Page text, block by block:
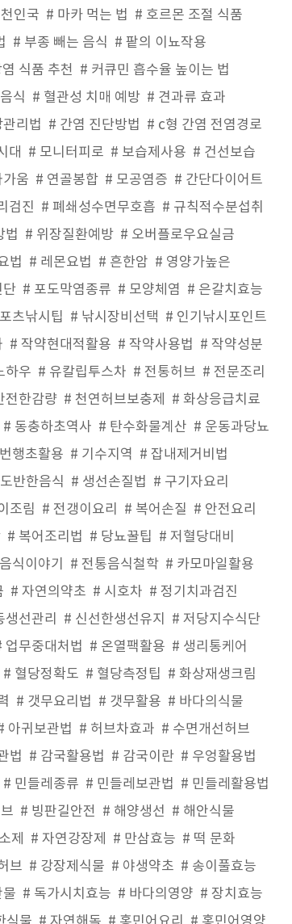
인국 마카 먹는 법
호르몬 조절 식품
부종 빼는 음식
팥의 이뇨작용
염 식품 추천
커큐민 흡수율 높이는 법
식 혈관성 치매 예방
견과류 효과
리법 간염 진단방법
c형 간염 전염경로
대 모니터피로 보습제사용
건선보습
가움 연골봉합 모공염증
간단다이어트
검진 폐쇄성수면무호흡
규칙적수분섭취
법 위장질환예방
오버플로우요실금
법 레몬요법 흔한암
영양가높은
단 포도막염종류 모양체염
은갈치효능
츠낚시팁 낚시장비선택
인기낚시포인트
작약현대적활용 작약사용법
작약성분
하우 유칼립투스차 전통허브
전문조리
전한감량 천연허브보충제
화상응급치료
동충하초역사 탄수화물계산
운동과당뇨
번행초활용 기수지역
잡내제거비법
반한음식 생선손질법
구기자요리
조림 전갱이요리 복어손질
안전요리
복어조리법 당뇨꿀팁
저혈당대비
식이야기 전통음식철학
카모마일활용
자연의약초 시호차
정기치과검진
생선관리 신선한생선유지
저당지수식단
업무중대처법 온열팩활용
생리통케어
혈당정확도 혈당측정팁
화상재생크림
갯무요리법 갯무활용
바다의식물
아귀보관법 허브차효과
수면개선허브
법 감국활용법 감국이란
우엉활용법
민들레종류 민들레보관법
민들레활용법
빙판길안전 해양생선
해안식물
제 자연강장제 만삼효능
떡 문화
브 강장제식물 야생약초
송이풀효능
물 독가시치효능 바다의영양
장치효능